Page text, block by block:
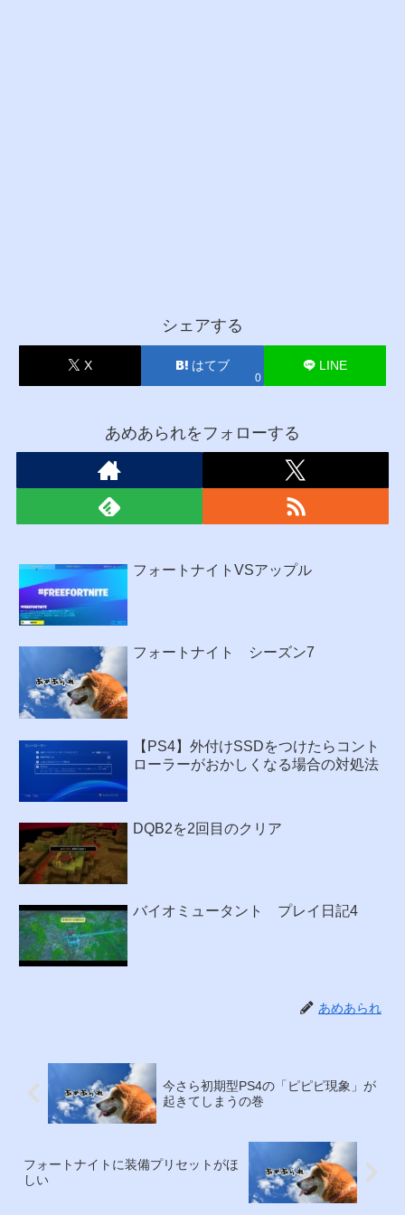
シェアする
X はてブ
0
LINE
あめあられをフォローする
フォートナイトVSアップル
フォートナイト シーズン7
【PS4】外付けSSDをつけたらコント
ローラーがおかしくなる場合の対処法
DQB2を2回目のクリア
バイオミュータント プレイ日記4
あめあられ
今さら初期型PS4の「ピピピ現象」が
起きてしまうの巻
フォートナイトに装備プリセットがほ
しい